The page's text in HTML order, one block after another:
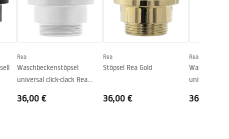
Rea
Waschbeckenstöpsel
universal click-clack Rea
36,00 €
Rea
Stöpsel Rea Gold
36,00 €
Rea
universal
36,00 €